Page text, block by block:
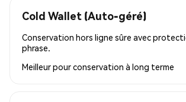
Cold Wallet (Auto-géré)
Conservation hors ligne sûre avec
phrase.
Meilleur pourconservation à long terme